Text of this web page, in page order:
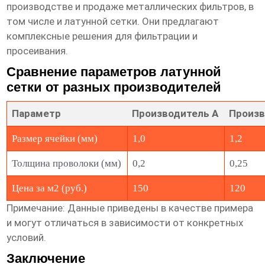
производстве и продаже металлических фильтров, в
том числе илатунной сетки. Они предлагают
комплексные решения для фильтрации и
просеивания.
Сравнение параметров латунной
сетки от разных производителей
Параметр Производитель А
Размер ячейки (мм) 1,0 1,2
Толщина проволоки (мм) 0,2 0,25
Цена за м2 (руб.) 150 120
Примечание: Данные приведены в качестве примера
и могут отличаться в зависимости от конкретных
условий.
Заключение